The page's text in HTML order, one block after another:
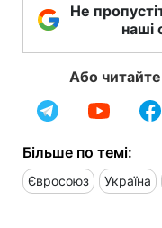
Не
наші
Або
Більше по темі:
Євросоюз Україна